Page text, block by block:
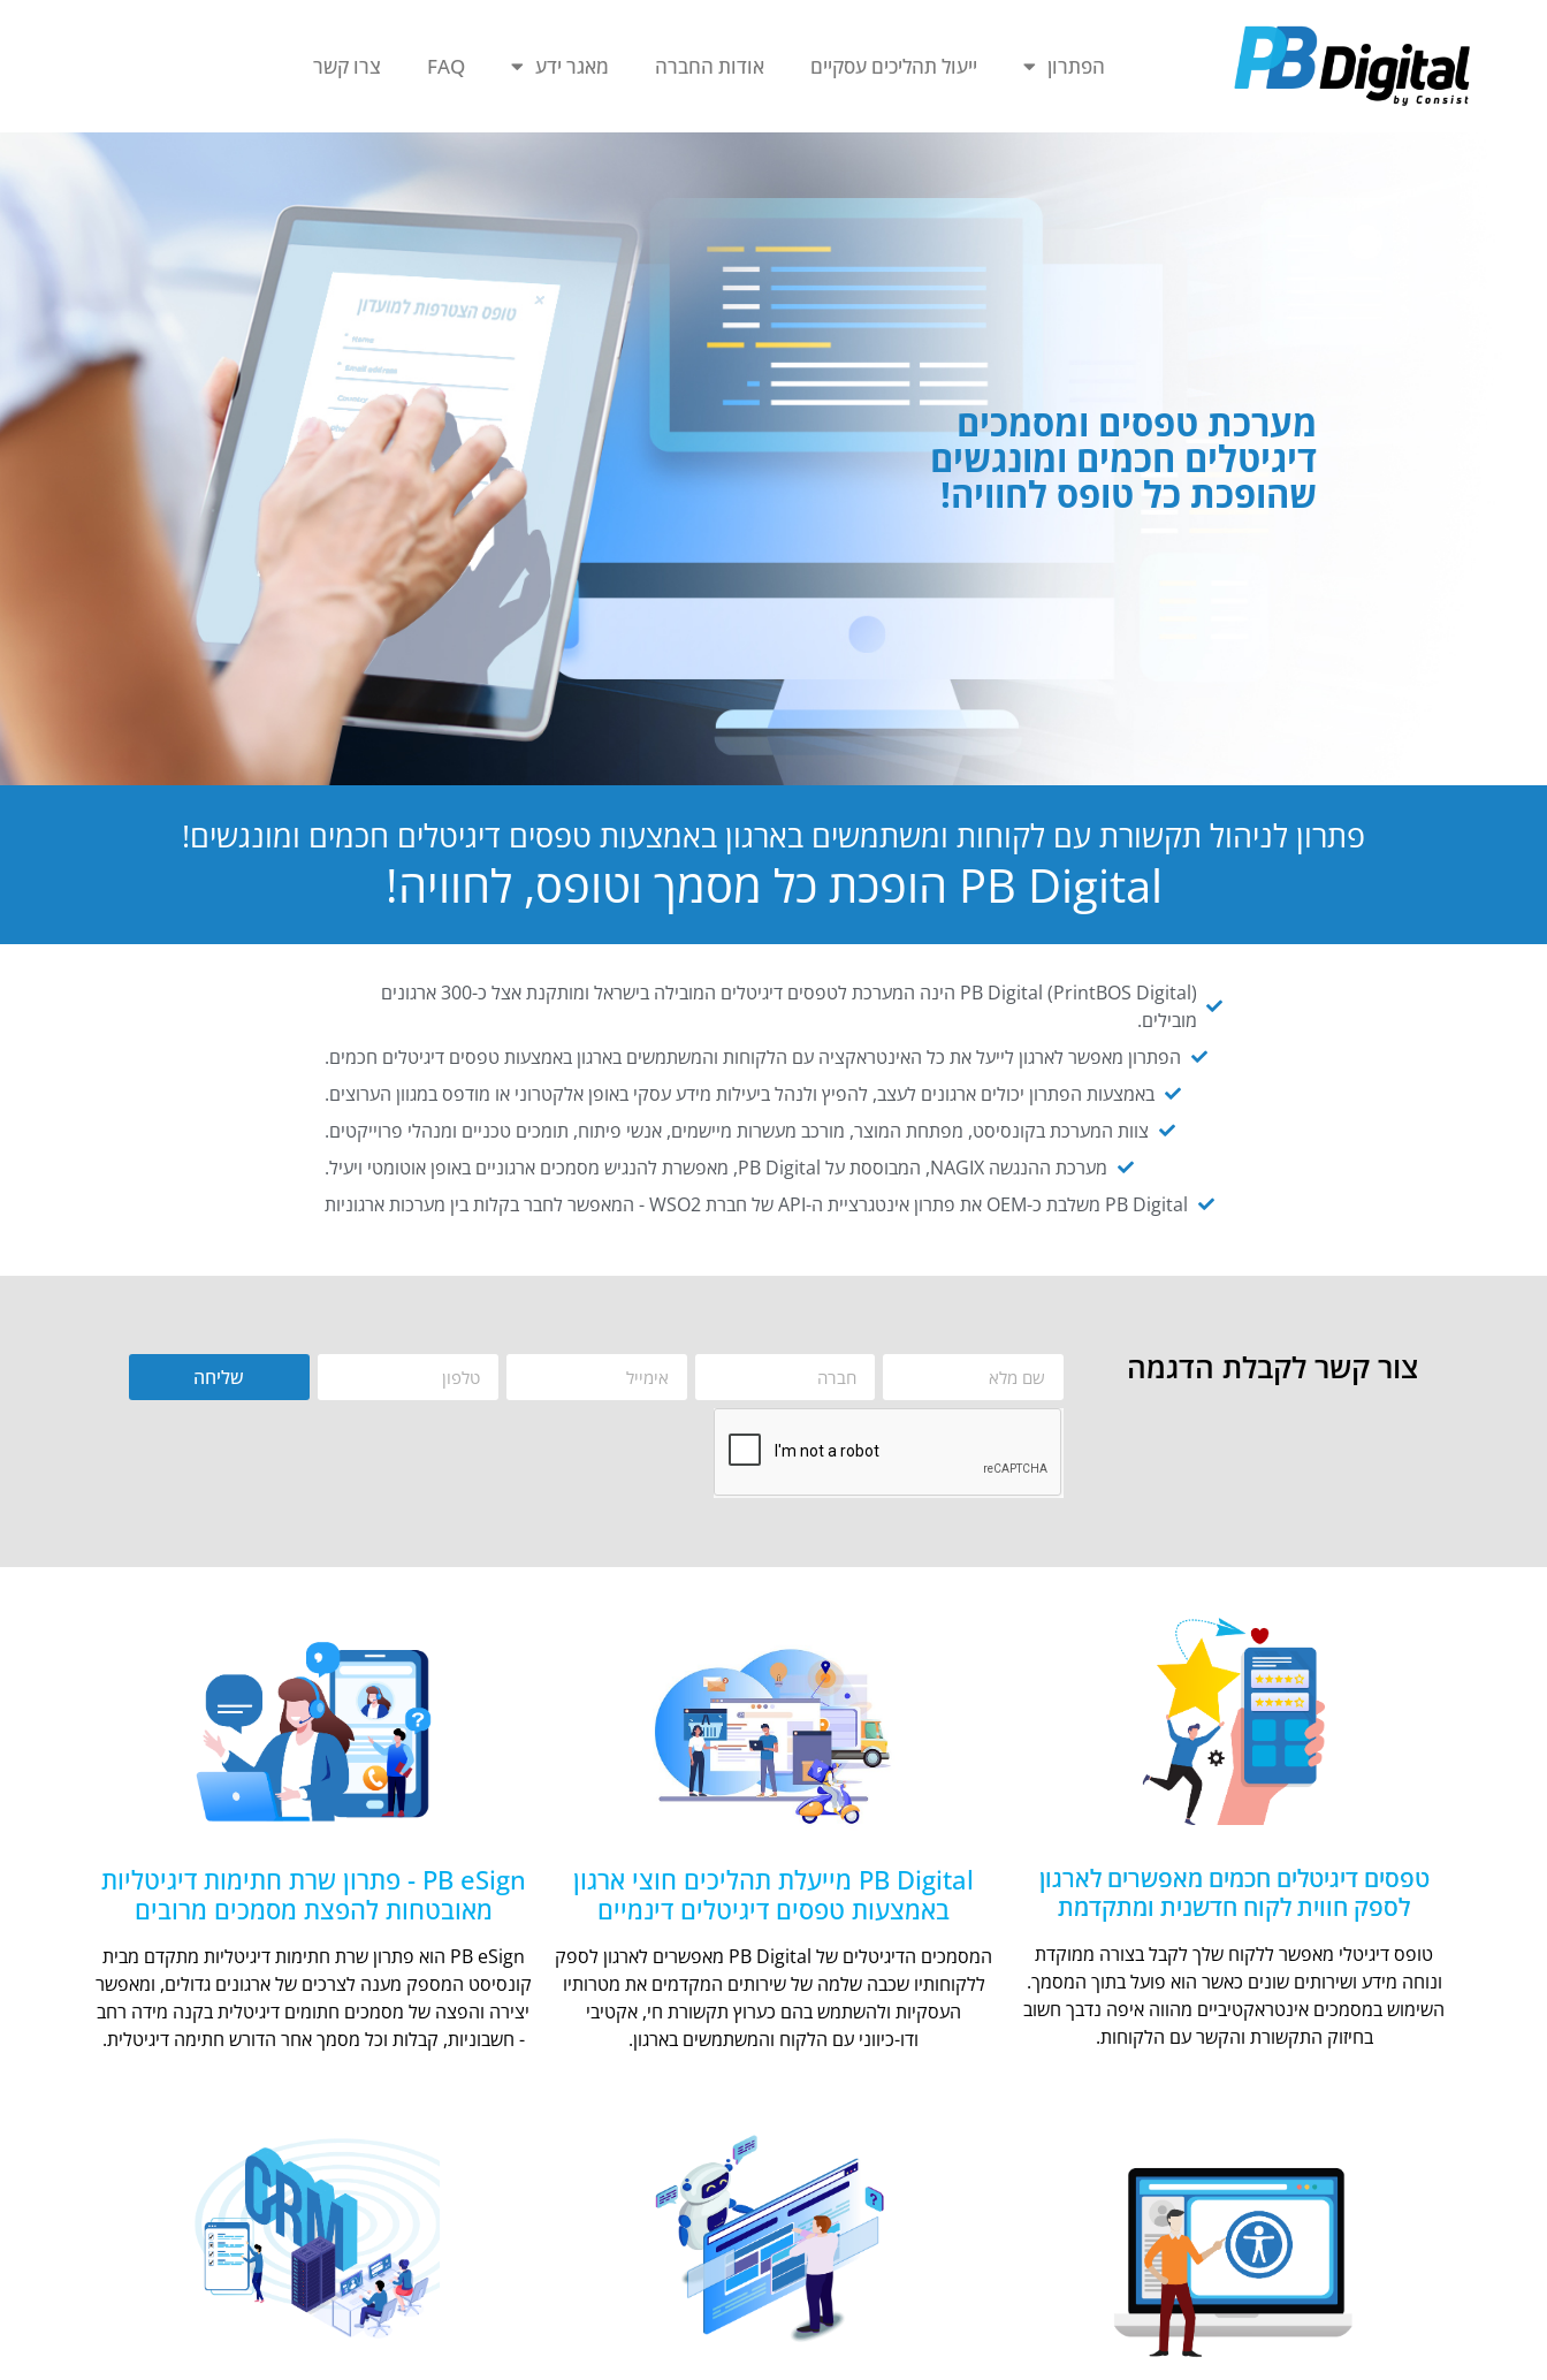
הפתרון ייעול תהליכים עסקיים אודות החברה מאגר ידע FAQ צרו קשר
מערכת טפסים ומסמכים
דיגיטלים חכמים ומונגשים
שהופכת כל טופס לחוויה!
פתרון לניהול תקשורת עם לקוחות ומשתמשים בארגון באמצעות טפסים דיגיטלים חכמים ומונגשים!
PB Digital הופכת כל מסמך וטופס, לחוויה!
PB Digital (PrintBOS Digital) הינה המערכת לטפסים דיגיטלים המובילה בישראל ומותקנת אצל כ-300 ארגונים
מובילים.
הפתרון מאפשר לארגון לייעל את כל האינטראקציה עם הלקוחות והמשתמשים בארגון באמצעות טפסים דיגיטלים חכמים.
באמצעות הפתרון יכולים ארגונים לעצב, להפיץ ולנהל ביעילות מידע עסקי באופן אלקטרוני או מודפס במגוון הערוצים.
צוות המערכת בקונסיסט, מפתחת המוצר, מורכב מעשרות מיישמים, אנשי פיתוח, תומכים טכניים ומנהלי פרוייקטים.
מערכת ההנגשה NAGIX, המבוססת על PB Digital, מאפשרת להנגיש מסמכים ארגוניים באופן אוטומטי ויעיל.
PB Digital משלבת כ-OEM את פתרון אינטגרציית ה-API של חברת WSO2 - המאפשר לחבר בקלות בין מערכות ארגוניות
צור קשר לקבלת הדגמה שליחה
טפסים דיגיטלים חכמים מאפשרים לארגון
לספק חווית לקוח חדשנית ומתקדמת
טופס דיגיטלי מאפשר ללקוח שלך לקבל בצורה ממוקדת
ונוחה מידע ושירותים שונים כאשר הוא פועל בתוך המסמך.
השימוש במסמכים אינטראקטיביים מהווה איפה נדבך חשוב
בחיזוק התקשורת והקשר עם הלקוחות.
PB Digital מייעלת תהליכים חוצי ארגון
באמצעות טפסים דיגיטלים דינמיים
המסמכים הדיגיטלים של PB Digital מאפשרים לארגון לספק
ללקוחותיו שכבה שלמה של שירותים המקדמים את מטרותיו
העסקיות ולהשתמש בהם כערוץ תקשורת חי, אקטיבי
ודו-כיווני עם הלקוח והמשתמשים בארגון.
PB eSign - פתרון שרת חתימות דיגיטליות
מאובטחות להפצת מסמכים מרובים
PB eSign הוא פתרון שרת חתימות דיגיטליות מתקדם מבית
קונסיסט המספק מענה לצרכים של ארגונים גדולים, ומאפשר
יצירה והפצה של מסמכים חתומים דיגיטלית בקנה מידה רחב
- חשבוניות, קבלות וכל מסמך אחר הדורש חתימה דיגיטלית.